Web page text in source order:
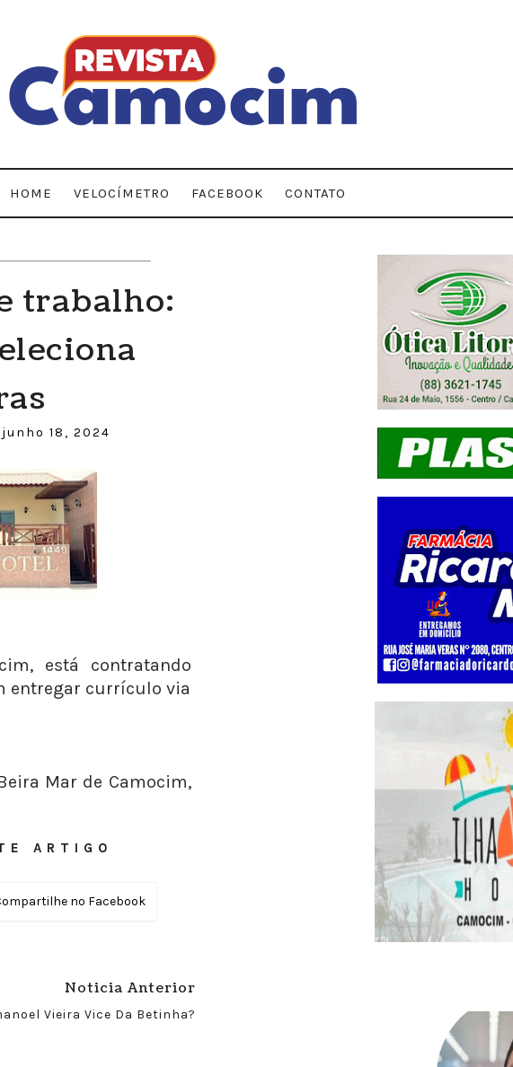
HOME VELOCÍMETRO FACEBOOK CONTATO
trabalho:
18, 2024
está contratando
entregar currículo via
Mar de Camocim,
ARTIGO
no Facebook
Noticia Anterior
Vieira Vice Da Betinha?